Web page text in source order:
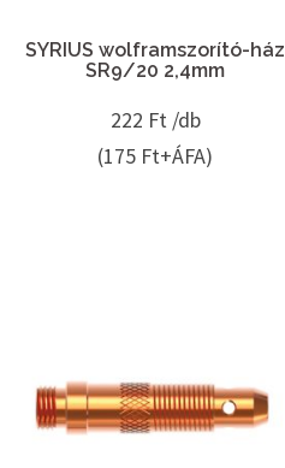
SYRIUS wolframszorító-ház
SR9/20 2,4mm
222 Ft /db
(175 Ft+ÁFA)